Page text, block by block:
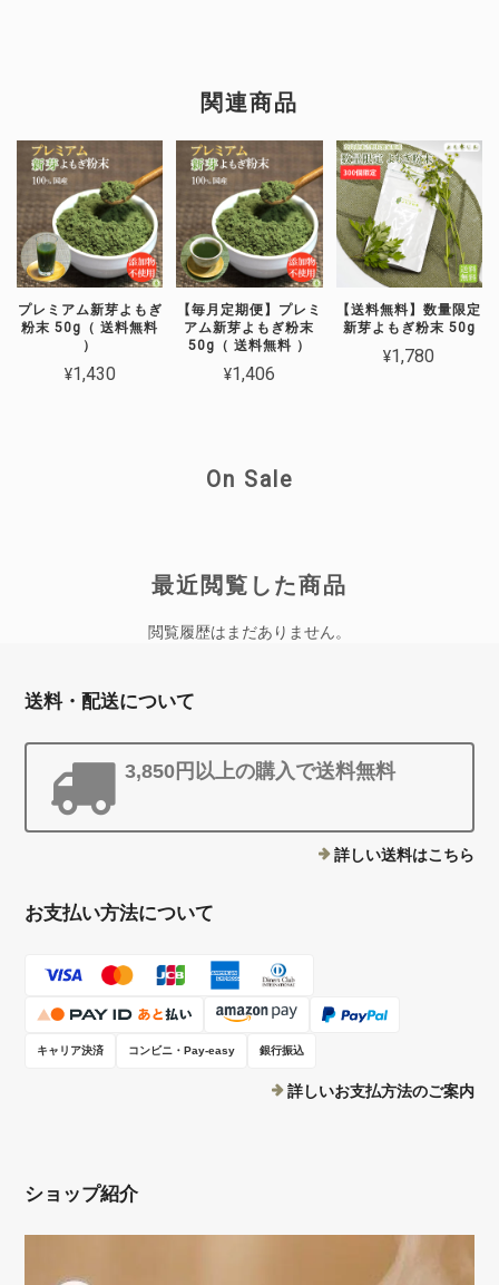
2026/06/19
苦いですが癖になります。
山人参はよもぎ同じで強壮パワーが高い
野草ですが 大変苦みが強い野草です。
ティーバックタイプは温かくしてお召上
がり頂くと さほど苦みは強く感じられ
ませんので、苦みが強いなと感じた場合
は 冷める前二お召し上がり頂くと良い
です(*^-^*) 美容健康双方にヨモギ同様ア
こちらこそお気遣いいただき、ありがとうございます。 とても飲みや
この度はレビューありがとうございま
葉大変嬉しく思います。 これから暑く
なってきますが、日々の健康サポートに
しいです。 またのご来店をスタッフ一
て、毎日ゴクゴク飲んでます。 ありがとうございました！
(*^-^*) 美味しくお召し上がり頂け大変嬉
関連商品
プレミアム新芽よもぎ
粉末 50g（ 送料無料
）
¥1,430
【毎月定期便】プレミ
アム新芽よもぎ粉末
50g（ 送料無料 ）
¥1,406
【送料無料】数量限定
新芽よもぎ粉末 50g
¥1,780
On Sale
最近閲覧した商品
閲覧履歴はまだありません。
送料・配送について
3,850円以上の購入で送料無料
詳しい送料はこちら
お支払い方法について
キャリア決済 コンビニ・Pay-easy 銀行振込
詳しいお支払方法のご案内
ショップ紹介